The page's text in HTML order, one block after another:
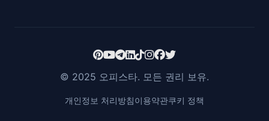
© 2025 오피스타. 모든 권리 보유.
개인정보 처리방침이용약관쿠키 정책